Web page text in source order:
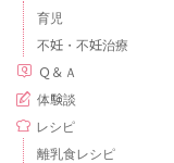
育児
不妊・不妊治療
Ｑ＆Ａ
体験談
レシピ
離乳食レシピ